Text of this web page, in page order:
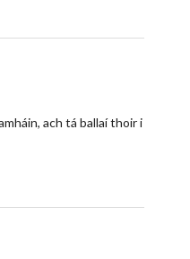
ach tá ballaí thoir i